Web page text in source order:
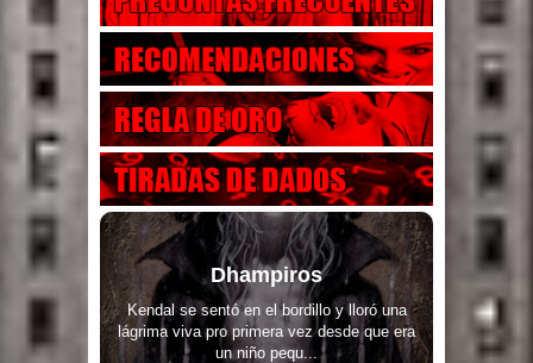
Dhampiros
Kendal se sentó en el bordillo y lloró una
lágrima viva pro primera vez desde que era
un niño pequ...